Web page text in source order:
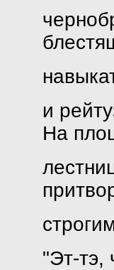
и
На
"Эт-тэ,